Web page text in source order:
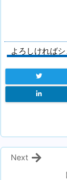
よろしければ
Next